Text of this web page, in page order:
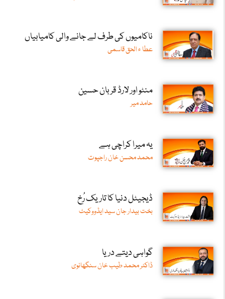
ناکامیوں کی طرف لے جانے والی کامیابیاں
عطا ء الحق قاسمی
منٹو اور لارڈ قربان حسین
حامد میر
یہ میرا کراچی ہے
محمد محسن خان راجپوت
ڈیجیٹل دنیا کا تاریک رُخ
بخت بیدار جان سید ایڈووکیٹ
گواہی دیتے دریا
ڈاکٹر محمد طیب خان سنگھانوی